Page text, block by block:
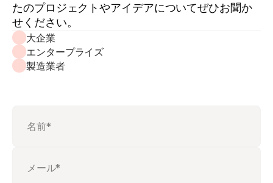
たのプロジェクトやアイデアについてぜひお聞か
せください。
大企業
エンタープライズ
製造業者